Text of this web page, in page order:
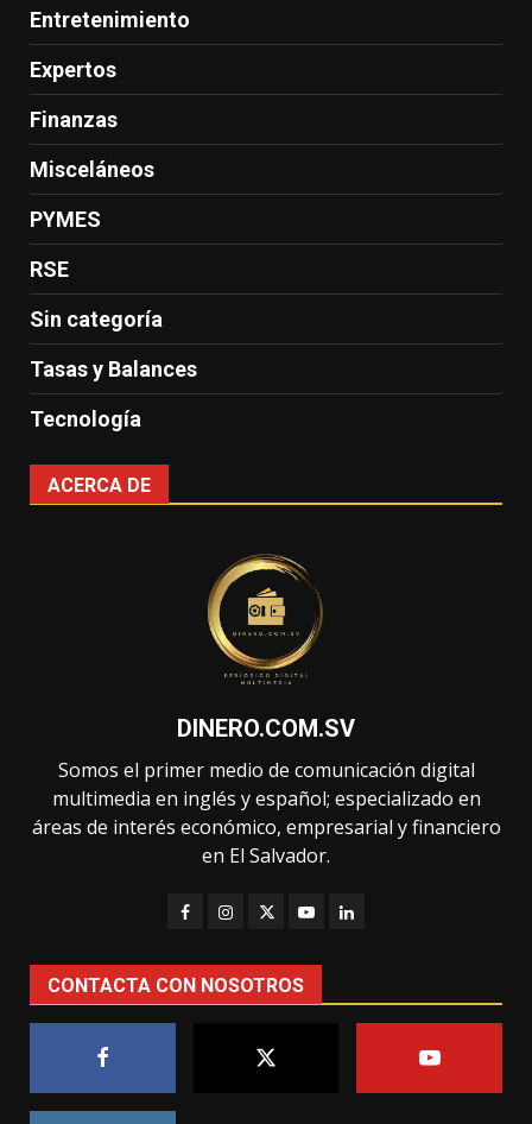
Entretenimiento
Expertos
Finanzas
Misceláneos
PYMES
RSE
Sin categoría
Tasas y Balances
Tecnología
ACERCA DE
DINERO.COM.SV
Somos el primer medio de comunicación digital
multimedia en inglés y español; especializado en
áreas de interés económico, empresarial y financiero
en El Salvador.
CONTACTA CON NOSOTROS